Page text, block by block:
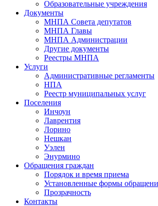
Образовательные учреждения
Документы
МНПА Совета депутатов
МНПА Главы
МНПА Администрации
Другие документы
Реестры МНПА
Услуги
Административные регламенты
НПА
Реестр муниципальных услуг
Поселения
Инчоун
Лаврентия
Лорино
Нешкан
Уэлен
Энурмино
Обращения граждан
Порядок и время приема
Установленные формы
Прозрачность
Контакты